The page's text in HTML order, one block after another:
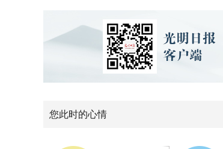
您此时的心情